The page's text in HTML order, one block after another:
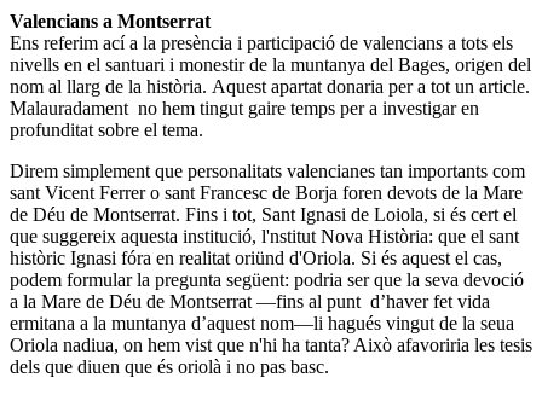
Valencians a Montserrat
Ens referim ací a la presència i participació de valencians a tots els
nivells en el santuari i monestir de la muntanya del Bages, origen del
nom al llarg de la història. Aquest apartat donaria per a tot un article.
Malauradament no hem tingut gaire temps per a investigar en
profunditat sobre el tema.
Direm simplement que personalitats valencianes tan importants com
sant Vicent Ferrer o sant Francesc de Borja foren devots de la Mare
de Déu de Montserrat. Fins i tot, Sant Ignasi de Loiola, si és cert el
que suggereix aquesta institució, l'nstitut Nova Història: que el sant
històric Ignasi fóra en realitat oriünd d'Oriola. Si és aquest el cas,
podem formular la pregunta següent: podria ser que la seva devoció
a la Mare de Déu de Montserrat —fins al punt d’haver fet vida
ermitana a la muntanya d’aquest nom—li hagués vingut de la seua
Oriola nadiua, on hem vist que n'hi ha tanta? Això afavoriria les tesis
dels que diuen que és oriolà i no pas basc.